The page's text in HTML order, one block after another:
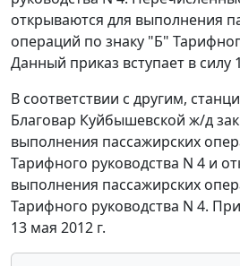
открываются для выполнения
операций по знаку "Б"
Данный приказ вступает в силу
В соответствии с другим,
Благовар Куйбышевской ж/д
выполнения пассажирских
Тарифного руководства N 4 и
выполнения пассажирских
Тарифного руководства N 4.
13 мая 2012 г.